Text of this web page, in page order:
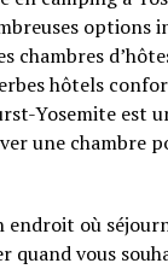
options
chambres
hôtels
Yosemite est
une chambre
où
quand vous